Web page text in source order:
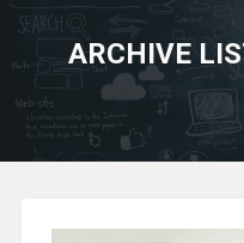
ARCHIVE